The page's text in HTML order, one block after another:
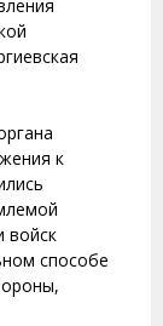
к
войск
способе